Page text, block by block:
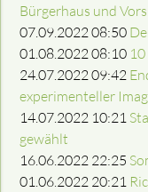
Bürgerhaus und
07.09.2022 08:50
01.08.2022 08:10
24.07.2022 09:42
experimenteller
14.07.2022 10:21
gewählt
16.06.2022 22:25
01.06.2022 20:21